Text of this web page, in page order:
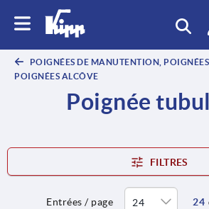
POIGNÉES DE MANUTENTION, POIGNÉES
POIGNÉES ALCÔVE
Poignée
FILTRES
Entrées / page 24